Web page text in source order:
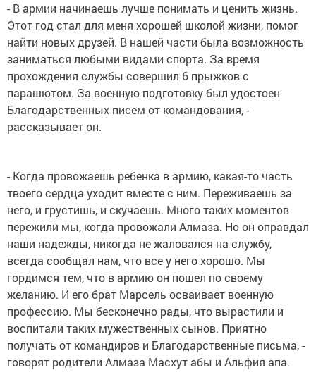
- В армии начинаешь лучше понимать и ценить жизнь.
Этот год стал для меня хорошей школой жизни, помог
найти новых друзей. В нашей части была возможность
заниматься любыми видами спорта. За время
прохождения службы совершил 6 прыжков с
парашютом. За военную подготовку был удостоен
Благодарственных писем от командования, -
рассказывает он.
- Когда провожаешь ребенка в армию, какая-то часть
твоего сердца уходит вместе с ним. Переживаешь за
него, и грустишь, и скучаешь. Много таких моментов
пережили мы, когда провожали Алмаза. Но он оправдал
наши надежды, никогда не жаловался на службу,
всегда сообщал нам, что все у него хорошо. Мы
гордимся тем, что в армию он пошел по своему
желанию. И его брат Марсель осваивает военную
профессию. Мы бесконечно рады, что вырастили и
воспитали таких мужественных сынов. Приятно
получать от командиров и Благодарственные письма, -
говорят родители Алмаза Масхут абы и Альфия апа.